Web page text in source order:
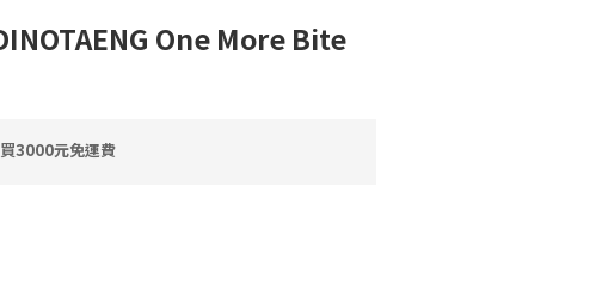
One More Bite
3000元免運費